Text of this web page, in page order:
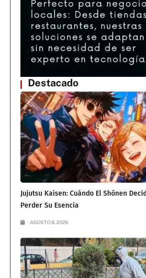
Destacado
Jujutsu Kaisen: Cuándo El Shōnen
Perder Su Esencia
AGOSTO 8, 2026